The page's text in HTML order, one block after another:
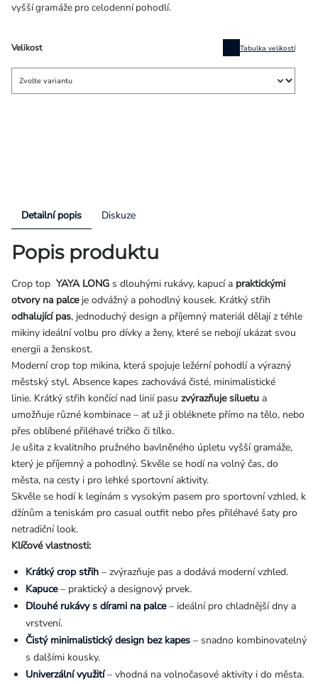
Velikost Tabulka velikostí
vyšší gramáže pro celodenní pohodlí.
Detailní popis Diskuze
Popis produktu
Crop topYAYA LONG s dlouhými rukávy, kapucí a praktickými
otvory na palceje odvážný a pohodlný kousek. Krátký střih
odhalující pas, jednoduchý design a příjemný materiál dělají z téhle
mikiny ideální volbu pro dívky a ženy, které se nebojí ukázat svou
energii a ženskost.
Moderní crop top mikina, která spojuje ležérní pohodlí a výrazný
městský styl. Absence kapes zachovává čisté, minimalistické
linie. Krátký střih končící nad linií pasu zvýrazňuje siluetu a
umožňuje různé kombinace – ať už ji obléknete přímo na tělo, nebo
přes oblíbené přiléhavé tričko či tílko.
Je ušita z kvalitního pružného bavlněného úpletu vyšší gramáže,
který je příjemný a pohodlný. Skvěle se hodí na volný čas, do
města, na cesty i pro lehké sportovní aktivity.
Skvěle se hodí k legínám s vysokým pasem pro sportovní vzhled, k
džínům a teniskám pro casual outfit nebo přes přiléhavé šaty pro
netradiční look.
Klíčové vlastnosti:
Krátký crop střih – zvýrazňuje pas a dodává moderní vzhled.
Kapuce– praktický a designový prvek.
Dlouhé rukávy s dírami na palce– ideální pro chladnější dny a
vrstvení.
Čistý minimalistický design bez kapes – snadno kombinovatelný
s dalšími kousky.
Univerzální využití– vhodná na volnočasové aktivity i do města.